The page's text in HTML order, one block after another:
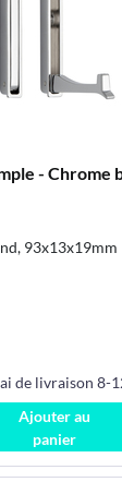
- Chrome
93x13x19mm
de livraison 8-
Ajouter au
panier